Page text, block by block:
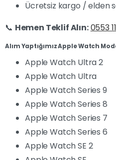
Ücretsiz kargo / elden
📞 Hemen Teklif Alın:0553
Alım Yaptığımız Apple Watch
Apple Watch Ultra 2
Apple Watch Ultra
Apple Watch Series 9
Apple Watch Series 8
Apple Watch Series 7
Apple Watch Series 6
Apple Watch SE 2